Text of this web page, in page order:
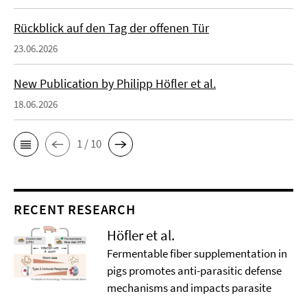
Rückblick auf den Tag der offenen Tür
23.06.2026
New Publication by Philipp Höfler et al.
18.06.2026
1 / 10
RECENT RESEARCH
Höfler et al.
Fermentable fiber supplementation in
pigs promotes anti-parasitic defense
mechanisms and impacts parasite